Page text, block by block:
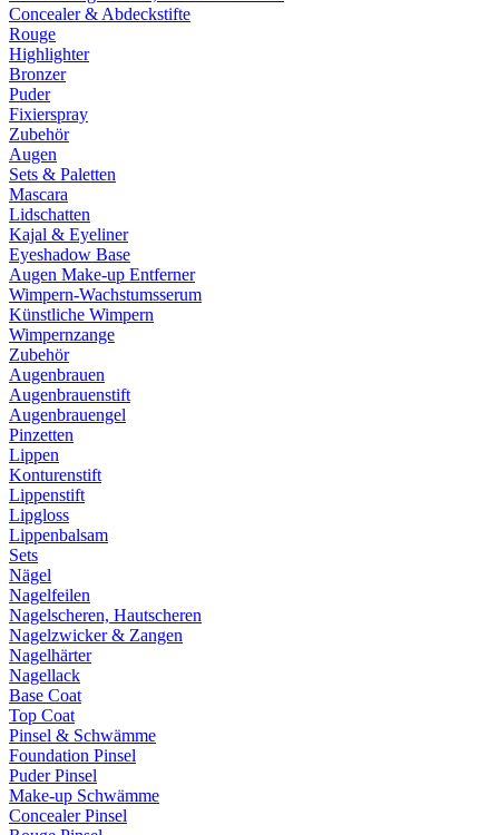
Concealer & Abdeckstifte
Rouge
Highlighter
Bronzer
Puder
Fixierspray
Zubehör
Augen
Sets & Paletten
Mascara
Lidschatten
Kajal & Eyeliner
Eyeshadow Base
Augen Make-up Entferner
Wimpern-Wachstumsserum
Künstliche Wimpern
Wimpernzange
Zubehör
Augenbrauen
Augenbrauenstift
Augenbrauengel
Pinzetten
Lippen
Konturenstift
Lippenstift
Lipgloss
Lippenbalsam
Sets
Nägel
Nagelfeilen
Nagelscheren, Hautscheren
Nagelzwicker & Zangen
Nagelhärter
Nagellack
Base Coat
Top Coat
Pinsel & Schwämme
Foundation Pinsel
Puder Pinsel
Make-up Schwämme
Concealer Pinsel